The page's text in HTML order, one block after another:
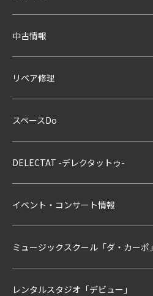
中古情報
リペア修理
スペースDo
DELECTAT -デレクタットゥ-
イベント・コンサート情報
ミュージックスクール「ダ・カーポ」
レンタルスタジオ「デビュー」